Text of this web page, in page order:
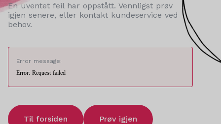
En uventet feil har oppstått. Vennligst prøv
igjen senere, eller kontakt kundeservice ved
behov.
Error message:
Error: Request failed
Til forsiden Prøv igjen